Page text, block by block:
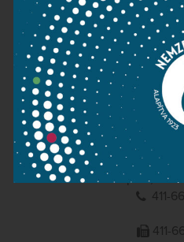
1095 Budapest,
411-
411-